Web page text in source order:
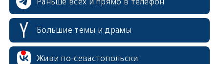
Большие темы и драмы
Живи по-севастопольски
erid: 2SDnjcrDNw6